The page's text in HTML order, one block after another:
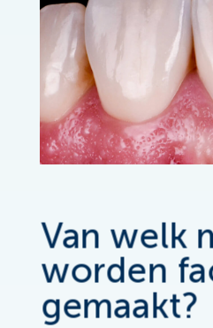
Van welk
worden
gemaakt?